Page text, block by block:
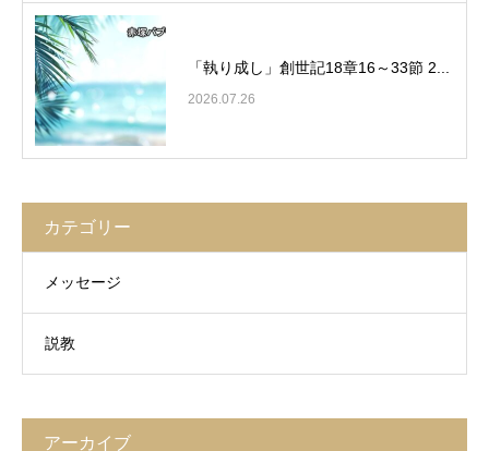
「執り成し」創世記18章16～33節 2...
2026.07.26
カテゴリー
メッセージ
説教
アーカイブ